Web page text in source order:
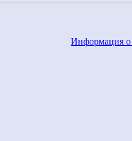
Информация о